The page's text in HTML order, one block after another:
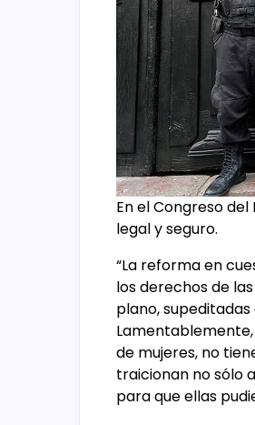
En el Congreso
legal y seguro.
“La reforma en
los derechos de
plano,
de mujeres, no
traicionan no sólo
para que ellas